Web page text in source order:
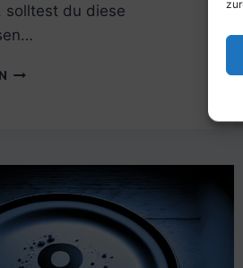
solltest du diese
WIE
WIRD
13
TIPPS
NEUE